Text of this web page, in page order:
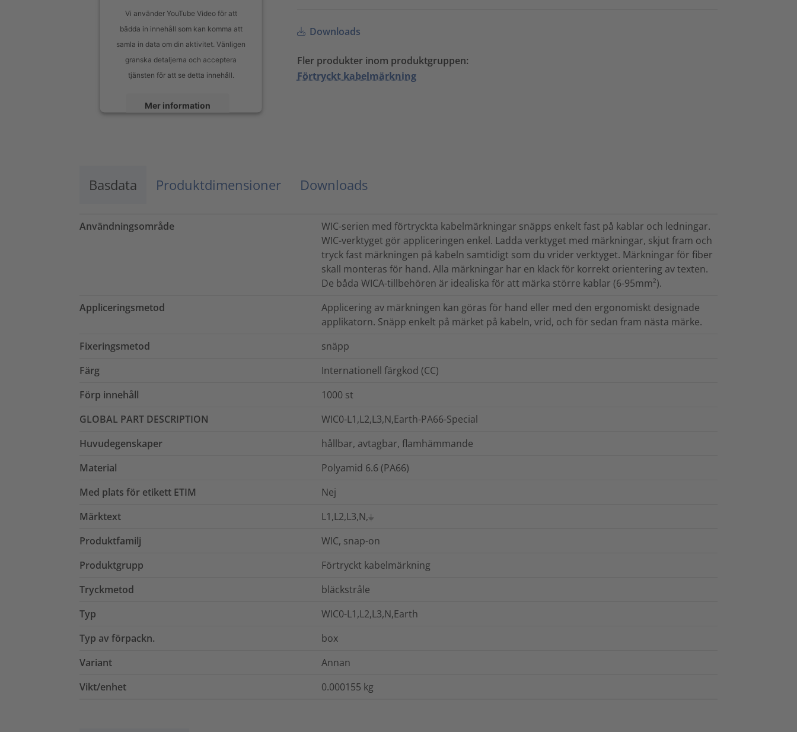
Vi använder YouTube Video för att
bädda in innehåll som kan komma att
samla in data om din aktivitet. Vänligen
granska detaljerna och acceptera
tjänsten för att se detta innehåll.
Mer information
Downloads
Fler produkter inom produktgruppen:
Förtryckt kabelmärkning
Basdata Produktdimensioner Downloads
Användningsområde
WIC-serien med förtryckta kabelmärkningar snäpps enkelt fast på kablar och ledningar.
WIC-verktyget gör appliceringen enkel. Ladda verktyget med märkningar, skjut fram och
tryck fast märkningen på kabeln samtidigt som du vrider verktyget. Märkningar för fiber
skall monteras för hand. Alla märkningar har en klack för korrekt orientering av texten.
De båda WICA-tillbehören är idealiska för att märka större kablar (6-95mm²).
Appliceringsmetod
Applicering av märkningen kan göras för hand eller med den ergonomiskt designade
applikatorn. Snäpp enkelt på märket på kabeln, vrid, och för sedan fram nästa märke.
Fixeringsmetod
snäpp
Färg
Internationell färgkod (CC)
Förp innehåll
1000 st
GLOBAL PART DESCRIPTION
WIC0-L1,L2,L3,N,Earth-PA66-Special
Huvudegenskaper
hållbar, avtagbar, flamhämmande
Material
Polyamid 6.6 (PA66)
Med plats för etikett ETIM
Nej
Märktext
L1,L2,L3,N,⏚
Produktfamilj
WIC, snap-on
Produktgrupp
Förtryckt kabelmärkning
Tryckmetod
bläckstråle
Typ
WIC0-L1,L2,L3,N,Earth
Typ av förpackn.
box
Variant
Annan
Vikt/enhet
0.000155 kg